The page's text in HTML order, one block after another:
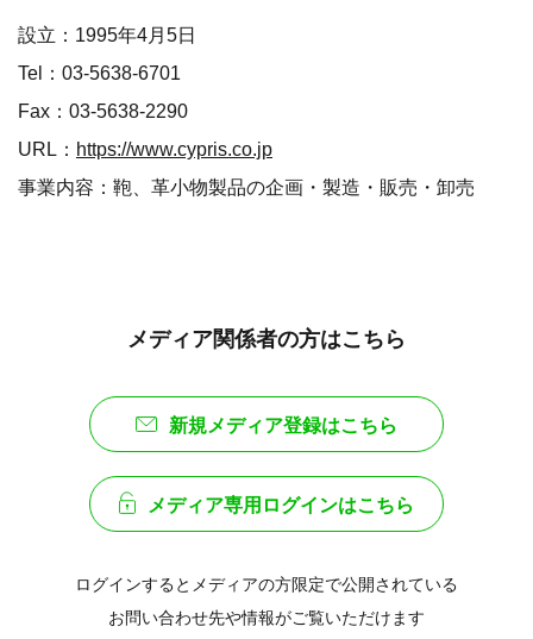
設立：1995年4月5日
Tel：03-5638-6701
Fax：03-5638-2290
URL： https://www.cypris.co.jp
事業内容：鞄、革小物製品の企画・製造・販売・卸売
メディア関係者の方はこちら
新規メディア登録はこちら
メディア専用ログインはこちら
ログインするとメディアの方限定で公開されている
お問い合わせ先や情報がご覧いただけます